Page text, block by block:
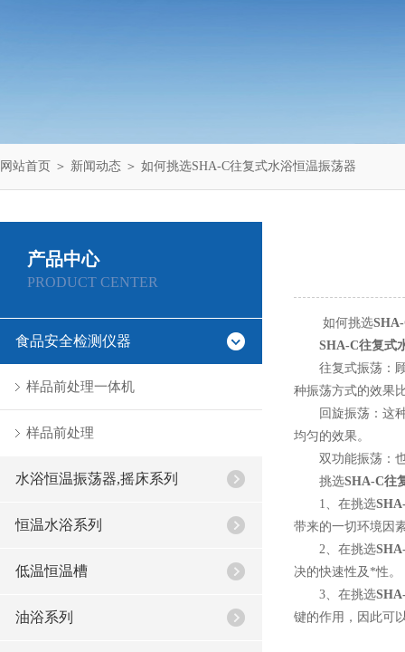
网站首页 ＞ 新闻动态 ＞ 如何挑选SHA-C往复式水浴恒温振荡器
产品中心
PRODUCT CENTER
食品安全检测仪器
样品前处理一体机
样品前处理
水浴恒温振荡器,摇床系列
恒温水浴系列
低温恒温槽
油浴系列
如何挑选
SHA-C往复式
往复式振荡：顾
种振荡方式的效果
回旋振荡：这种
均匀的效果。
双功能振荡：也
挑选SHA-C往
1、在挑选
带来的一切环境因
2、在挑选
决的快速性及*性。
3、在挑选
键的作用，因此可